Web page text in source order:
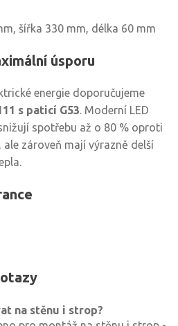
šířka 330 mm, délka 60 mm
úsporu
energie doporučujeme
s paticí G53. Moderní LED
spotřebu až o 80 % oproti
zároveň mají výrazně delší
na stěnu i strop?